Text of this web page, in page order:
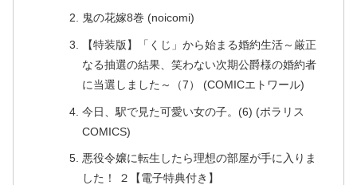
鬼の花嫁8巻 (noicomi)
【特装版】「くじ」から始まる婚約生活～厳正
なる抽選の結果、笑わない次期公爵様の婚約者
に当選しました～（7） (COMICエトワール)
今日、駅で見た可愛い女の子。(6) (ポラリス
COMICS)
悪役令嬢に転生したら理想の部屋が手に入りま
した！ ２【電子特典付き】